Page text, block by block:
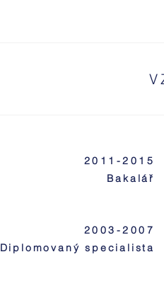
2011-2015
Bakalář
2003-2007
Diplomovaný specialista